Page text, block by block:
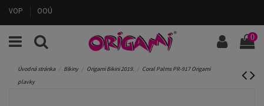
VOP OOÚ
0
Úvodná stránka Bikiny Origami Bikini 2019.
Coral Palms PR-917 Origami
plavky